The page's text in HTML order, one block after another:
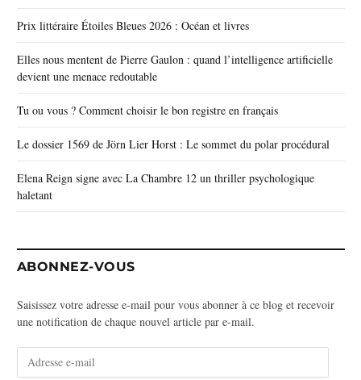
Prix littéraire Étoiles Bleues 2026 : Océan et livres
Elles nous mentent de Pierre Gaulon : quand l’intelligence artificielle
devient une menace redoutable
Tu ou vous ? Comment choisir le bon registre en français
Le dossier 1569 de Jörn Lier Horst : Le sommet du polar procédural
Elena Reign signe avec La Chambre 12 un thriller psychologique
haletant
ABONNEZ-VOUS
Saisissez votre adresse e-mail pour vous abonner à ce blog et recevoir
une notification de chaque nouvel article par e-mail.